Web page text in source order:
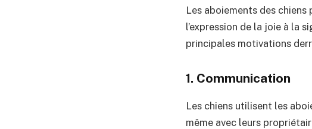
Les aboiements des
l’expression de la joie à la
principales motivations
1. Communication
Les chiens utilisent les
même avec leurs